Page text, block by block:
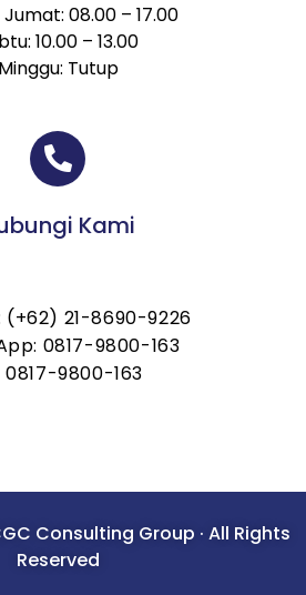
08.00 – 17.00
10.00 – 13.00
Minggu: Tutup
Kami
(+62) 21-8690-9226
0817-9800-163
0817-9800-163
Consulting Group · All Rights
Reserved